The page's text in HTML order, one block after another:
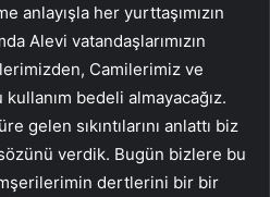
anlayışla her yurttaşımızın
Alevi vatandaşlarımızın
Camilerimiz ve
kullanım bedeli almayacağız.
gelen sıkıntılarını anlattı biz
verdik. Bugün bizlere bu
dertlerini bir bir